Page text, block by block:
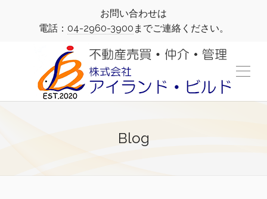
お問い合わせは
電話： 04-2960-3900 までご連絡ください。
Blog